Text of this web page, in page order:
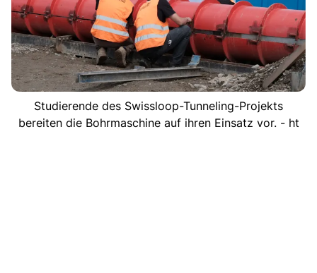
Studierende des Swissloop-Tunneling-Projekts
bereiten die Bohrmaschine auf ihren Einsatz vor. - ht